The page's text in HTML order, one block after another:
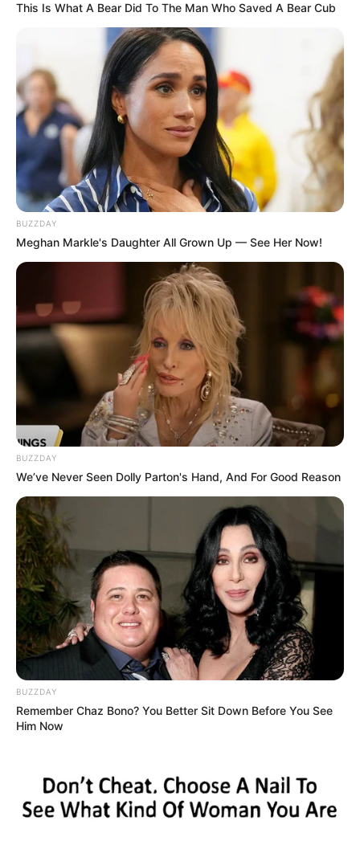
TAGS
ΕΥΒΟΙΑ
This Is What A Bear Did To The Man Who Saved A Bear Cub
BUZZDAY
Meghan Markle's Daughter All Grown Up — See Her Now!
BUZZDAY
We’ve Never Seen Dolly Parton's Hand, And For Good Reason
BUZZDAY
Remember Chaz Bono? You Better Sit Down Before You See
Him Now